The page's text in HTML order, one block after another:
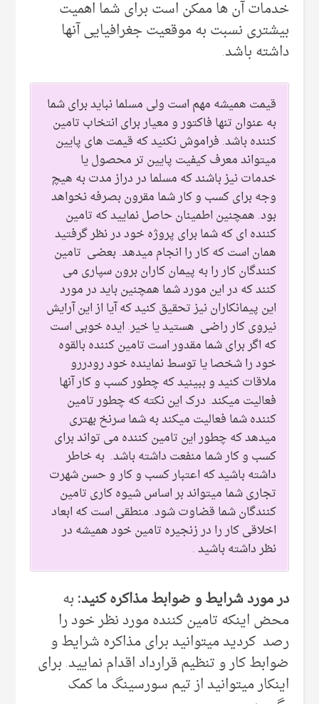
خدمات آن ها ممکن است برای شما اهمیت
بیشتری نسبت به موقعیت جغرافیایی آنها
داشته باشد.
قیمت همیشه مهم است ولی مسلما نباید برای شما
به عنوان تنها فاکتور و معیار برای انتخاب تامین
کننده باشد. فراموش نکنید که قیمت های پایین
میتواند معرف کیفیت پایین تر محصول یا
خدمات نیز باشند که مسلما در دراز مدت به هیچ
وجه برای کسب و کار شما مقرون بصرفه نخواهد
بود. همچنین اطمینان حاصل نمایید که تامین
کننده ای که شما برای پروژه خود در نظر گرفتید
همان است که کار را انجام میدهد. بعضی تامین
کنندگان کار را به پیمان کاران برون سپاری می
کنند که در این مورد شما همچنین باید در مورد
این پیمانکاران نیز تحقیق کنید که آیا از این آرایش
نیروی کار راضی هستید یا خیر. ایده خوبی است
که اگر برای شما مقدور است تامین کننده بالقوه
خود را شخصا یا توسط نماینده خود رودررو
ملاقات کنید و ببینید که چطور کسب و کار آنها
فعالیت میکند. درک این نکته که چطور تامین
کننده شما فعالیت میکند به شما سرنخ بهتری
میدهد که چطور این تامین کننده می تواند برای
کسب و کار شما منفعت داشته باشد. به خاطر
داشته باشید که اعتبار کسب و کار و حسن شهرت
تجاری شما میتواند بر اساس شیوه کاری تامین
کنندگان شما قضاوت شود. منطقی است که ابعاد
اخلاقی کار را در زنجیره تامین خود همیشه در
نظر داشته باشید .
در مورد شرایط و ضوابط مذاکره کنید:به
محض اینکه تامین کننده مورد نظر خود را
رصد کردید میتوانید برای مذاکره شرایط و
ضوابط کار و تنظیم قرارداد اقدام نمایید. برای
اینکار میتوانید از تیم سورسینگ ما کمک